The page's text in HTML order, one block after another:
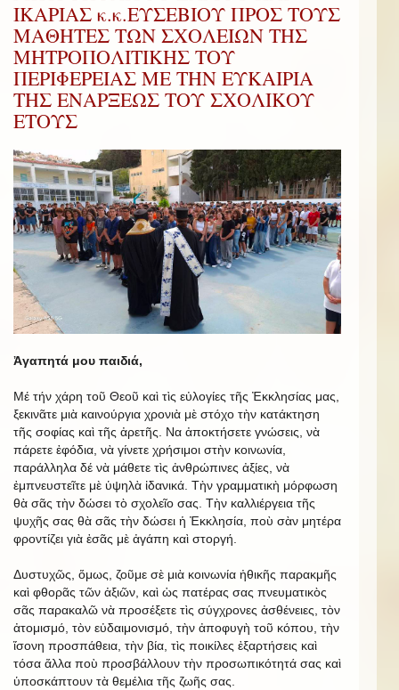
ΙΚΑΡΙΑΣ κ.κ.ΕΥΣΕΒΙΟΥ ΠΡΟΣ ΤΟΥΣ
ΜΑΘΗΤΕΣ ΤΩΝ ΣΧΟΛΕΙΩΝ ΤΗΣ
ΜΗΤΡΟΠΟΛΙΤΙΚΗΣ ΤΟΥ
ΠΕΡΙΦΕΡΕΙΑΣ ΜΕ ΤΗΝ ΕΥΚΑΙΡΙΑ
ΤΗΣ ΕΝΑΡΞΕΩΣ ΤΟΥ ΣΧΟΛΙΚΟΥ
ΕΤΟΥΣ
Ἀγαπητά μου παιδιά,
Μέ τήν χάρη τοῦ Θεοῦ καὶ τὶς εὐλογίες τῆς Ἐκκλησίας μας,
ξεκινᾶτε μιὰ καινούργια χρονιὰ μὲ στόχο τὴν κατάκτηση
τῆς σοφίας καὶ τῆς ἀρετῆς. Να ἀποκτήσετε γνώσεις, νὰ
πάρετε ἐφόδια, νὰ γίνετε χρήσιμοι στὴν κοινωνία,
παράλληλα δέ νὰ μάθετε τὶς ἀνθρώπινες ἀξίες, νὰ
ἐμπνευστεῖτε μὲ ὑψηλὰ ἰδανικά. Τὴν γραμματικὴ μόρφωση
θὰ σᾶς τὴν δώσει τὸ σχολεῖο σας. Τὴν καλλιέργεια τῆς
ψυχῆς σας θὰ σᾶς τὴν δώσει ἡ Ἐκκλησία, ποὺ σὰν μητέρα
φροντίζει γιὰ ἐσᾶς μὲ ἀγάπη καὶ στοργή.
Δυστυχῶς, ὅμως, ζοῦμε σὲ μιὰ κοινωνία ἠθικῆς παρακμῆς
καὶ φθορᾶς τῶν ἀξιῶν, καὶ ὡς πατέρας σας πνευματικὸς
σᾶς παρακαλῶ νὰ προσέξετε τὶς σύγχρονες ἀσθένειες, τὸν
ἀτομισμό, τὸν εὐδαιμονισμό, τὴν ἀποφυγὴ τοῦ κόπου, τὴν
ἴσονη προσπάθεια, τὴν βία, τὶς ποικίλες ἐξαρτήσεις καὶ
τόσα ἄλλα ποὺ προσβάλλουν τὴν προσωπικότητά σας καὶ
ὑποσκάπτουν τὰ θεμέλια τῆς ζωῆς σας.